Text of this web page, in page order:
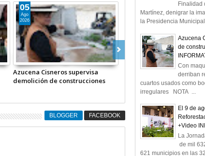
Inicia reparación de baches en la
comunidad El Cegor y vialidades
04
2026
Ecatepec pasa del 3 al 12 de
municipios con mayor
de inseguridad: Azucena Cisneros
24
Jul
2026
BLOGGER FACEBOOK
Finalidad
Martínez, denigrar la
la Presidencia
Azucena
de
Con
derriban
cuartos usados como
irregulares NOTA ...
El 9 de
+Video
La
de mil
621 municipios en las